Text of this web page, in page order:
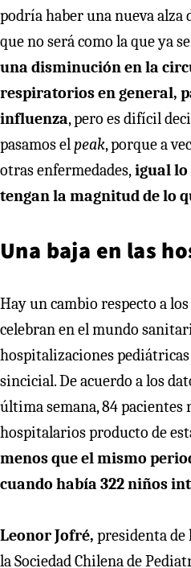
podría haber una nueva alza
que no será como la que ya
una disminución en la
respiratorios en general,
influenza, pero es difícil
pasamos elpeak, porque a
otras enfermedades,igual lo
tengan la magnitud de lo
Una baja en las
Hay un cambio respecto a
celebran en el mundo
hospitalizaciones
sincicial. De acuerdo a los
última semana, 84
hospitalarios producto de
menos que el mismo
cuando había 322 niños
Leonor Jofré, presidenta de
la Sociedad Chilena de